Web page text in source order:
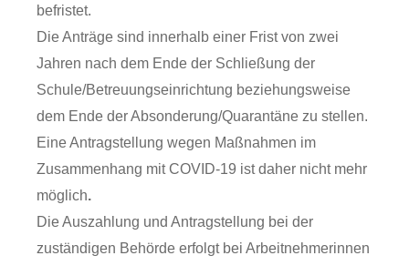
befristet.
Die Anträge sind innerhalb einer Frist von zwei
Jahren nach dem Ende der Schließung der
Schule/Betreuungseinrichtung beziehungsweise
dem Ende der Absonderung/Quarantäne zu stellen.
Eine Antragstellung wegen Maßnahmen im
Zusammenhang mit COVID-19 ist daher nicht mehr
möglich.
Die Auszahlung und Antragstellung bei der
zuständigen Behörde erfolgt bei Arbeitnehmerinnen